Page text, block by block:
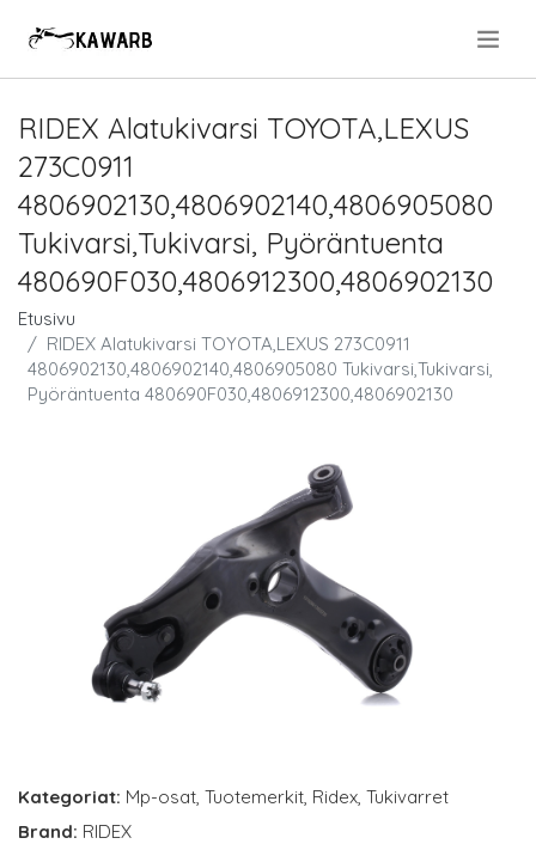
RIDEX Alatukivarsi TOYOTA,LEXUS
273C0911
4806902130,4806902140,4806905080
Tukivarsi,Tukivarsi, Pyöräntuenta
480690F030,4806912300,4806902130
Etusivu
RIDEX Alatukivarsi TOYOTA,LEXUS 273C0911
4806902130,4806902140,4806905080 Tukivarsi,Tukivarsi,
Pyöräntuenta 480690F030,4806912300,4806902130
Kategoriat: Mp-osat Tuotemerkit Ridex Tukivarret
Brand: RIDEX